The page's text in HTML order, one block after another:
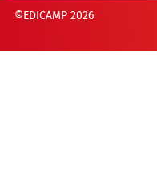
©EDICAMP 2026